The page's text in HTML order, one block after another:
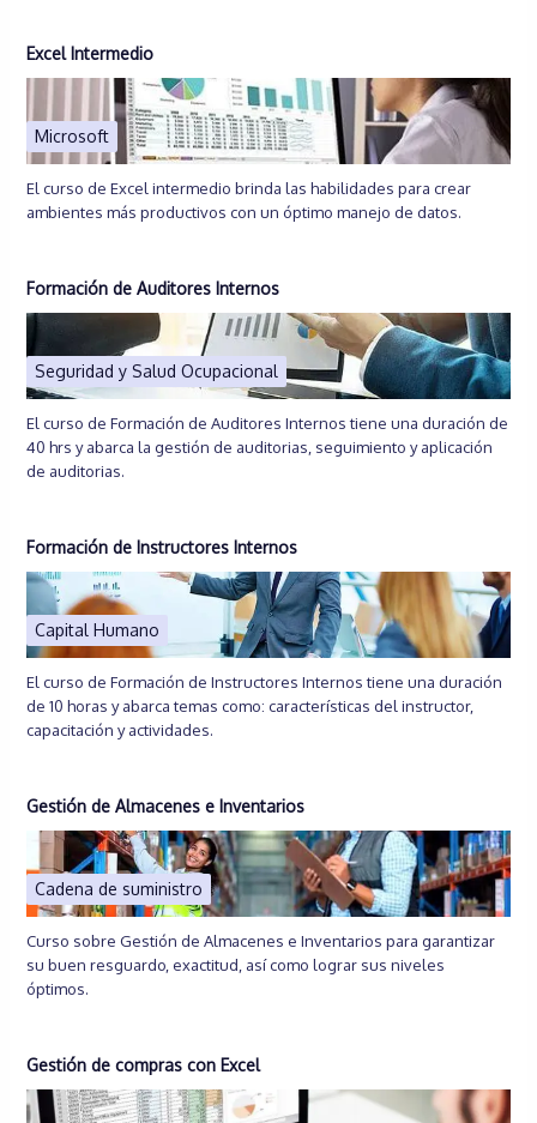
Excel Intermedio
Microsoft
El curso de Excel intermedio brinda las habilidades para crear
ambientes más productivos con un óptimo manejo de datos.
Formación de Auditores Internos
Seguridad y Salud Ocupacional
El curso de Formación de Auditores Internos tiene una duración de
40 hrs y abarca la gestión de auditorias, seguimiento y aplicación
de auditorias.
Formación de Instructores Internos
Capital Humano
El curso de Formación de Instructores Internos tiene una duración
de 10 horas y abarca temas como: características del instructor,
capacitación y actividades.
Gestión de Almacenes e Inventarios
Cadena de suministro
Curso sobre Gestión de Almacenes e Inventarios para garantizar
su buen resguardo, exactitud, así como lograr sus niveles
óptimos.
Gestión de compras con Excel